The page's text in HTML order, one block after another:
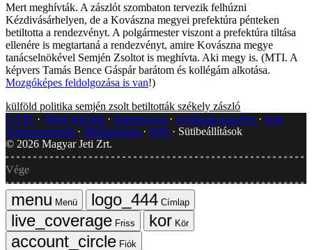
Mert meghívták. A zászlót szombaton tervezik felhúzni
Kézdivásárhelyen, de a Kovászna megyei prefektúra pénteken
betiltotta a rendezvényt. A polgármester viszont a prefektúra tiltása
ellenére is megtartaná a rendezvényt, amire Kovászna megye
tanácselnökével Semjén Zsoltot is meghívta. Aki megy is. (MTI. A
képvers Tamás Bence Gáspár barátom és kollégám alkotása.
Mozgóképes feldolgozása is van!)
külföld politika semjén zsolt betiltották székely zászló
GYIK
Hibát jelentek Impresszum Javítások kezelése
Jogi
dokumentumok
Médiaajánlat RSS
Sütibeállítások
© 2026 Magyar Jeti Zrt.
Vége
Menü
Címlap
Friss
Kör
Fiók